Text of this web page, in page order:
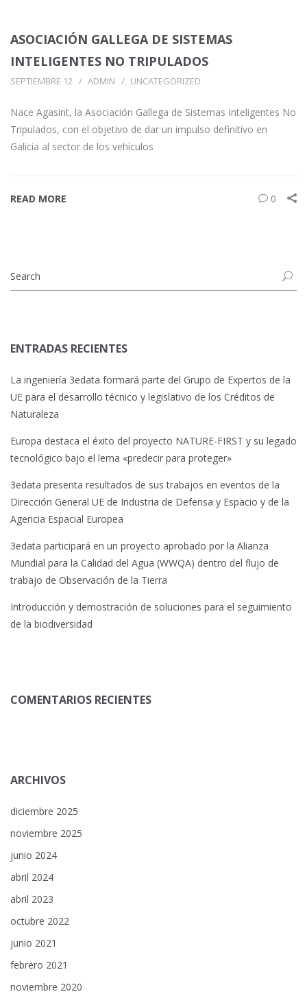
ASOCIACIÓN GALLEGA DE SISTEMAS
INTELIGENTES NO TRIPULADOS
SEPTIEMBRE 12 ADMIN UNCATEGORIZED
Nace Agasint, la Asociación Gallega de Sistemas Inteligentes No
Tripulados, con el objetivo de dar un impulso definitivo en
Galicia al sector de los vehículos
READ MORE 0
ENTRADAS RECIENTES
La ingeniería 3edata formará parte del Grupo de Expertos de la
UE para el desarrollo técnico y legislativo de los Créditos de
Naturaleza
Europa destaca el éxito del proyecto NATURE-FIRST y su legado
tecnológico bajo el lema «predecir para proteger»
3edata presenta resultados de sus trabajos en eventos de la
Dirección General UE de Industria de Defensa y Espacio y de la
Agencia Espacial Europea
3edata participará en un proyecto aprobado por la Alianza
Mundial para la Calidad del Agua (WWQA) dentro del flujo de
trabajo de Observación de la Tierra
Introducción y demostración de soluciones para el seguimiento
de la biodiversidad
COMENTARIOS RECIENTES
ARCHIVOS
diciembre 2025
noviembre 2025
junio 2024
abril 2024
abril 2023
octubre 2022
junio 2021
febrero 2021
noviembre 2020